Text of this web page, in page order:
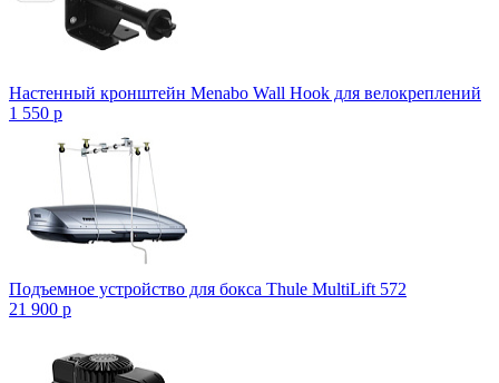
Настенный кронштейн Menabo Wall Hook для велокреплений
1 550 p
Подъемное устройство для бокса Thule MultiLift 572
21 900 p